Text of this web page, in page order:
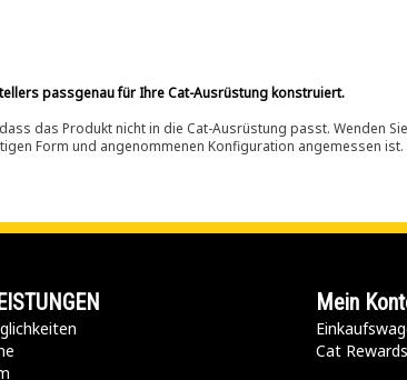
passgenau für Ihre Cat-Ausrüstung konstruiert.
das Produkt nicht in die Cat-Ausrüstung passt. Wenden
Form und angenommenen Konfiguration angemessen
Mein
Cat Rewards